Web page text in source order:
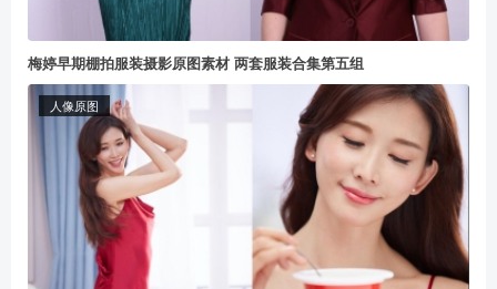
梅婷早期棚拍服装摄影原图素材 两套服装合集第五组
人像原图